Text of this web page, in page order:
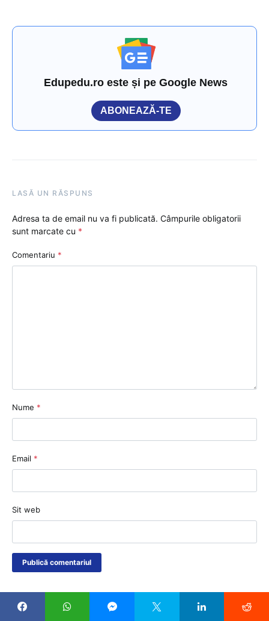
Edupedu.ro este și pe Google News
ABONEAZĂ-TE
LASĂ UN RĂSPUNS
Adresa ta de email nu va fi publicată. Câmpurile obligatorii
sunt marcate cu *
Comentariu *
Nume *
Email *
Sit web
CELE MAI CITITE ARTICOLE